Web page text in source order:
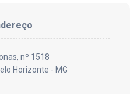
nº 1518
Horizonte - MG